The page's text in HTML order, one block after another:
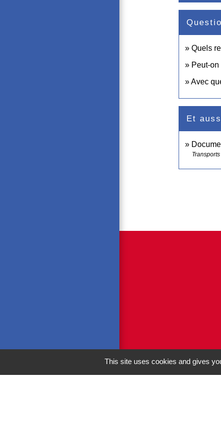
Quels
Peut-
Avec
Et
This site uses cookies and gives